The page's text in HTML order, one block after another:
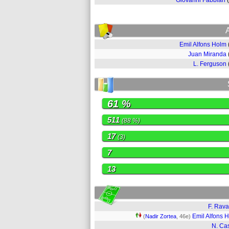
Emil Alfons Holm
Juan Miranda
L. Ferguson
61 %
511 (88 %)
17(3)
7
13
F.
(Nadir Zortea , 46e) Emil Alfons
N.